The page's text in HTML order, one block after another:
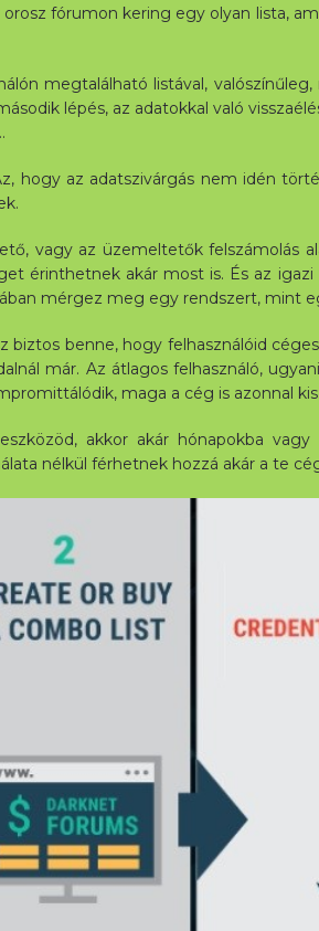
fórumon kering egy olyan lista,
megtalálható listával,
lépés, az adatokkal való
hogy az adatszivárgás nem idén
vagy az üzemeltetők felszámolás
érinthetnek akár most is. És az
mérgez meg egy rendszert, mint
biztos benne, hogy felhasználóid
már. Az átlagos felhasználó,
maga a cég is azonnal
akkor akár hónapokba
nélkül férhetnek hozzá akár a te